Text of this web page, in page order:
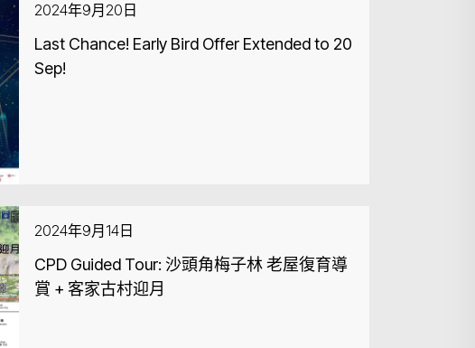
2024年9月20日
Last Chance! Early Bird Offer Extended to 20
Sep!
2024年9月14日
CPD Guided Tour: 沙頭角梅子林 老屋復育導
賞 + 客家古村迎月